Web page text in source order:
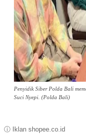
Penyidik Siber Polda Bali
Suci Nyepi. (Polda Bali)
ⓘ Iklan shopee.co.id